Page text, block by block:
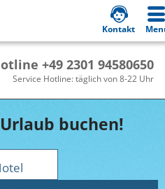
+49 2301 94580650
Service Hotline: täglich von 8-22 Uhr
Kontakt
buchen!